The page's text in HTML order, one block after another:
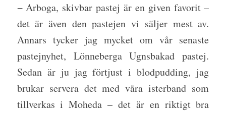
− Arboga, skivbar pastej är en given favorit –
det är även den pastejen vi säljer mest av.
Annars tycker jag mycket om vår senaste
pastejnyhet, Lönneberga Ugnsbakad pastej.
Sedan är ju jag förtjust i blodpudding, jag
brukar servera det med våra isterband som
tillverkas i Moheda – det är en riktigt bra